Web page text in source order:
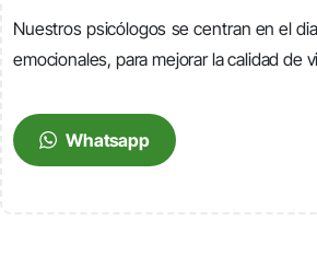
Nuestros psicólogos secentran en el
emocionales, para mejorar la calidad de
Whatsapp